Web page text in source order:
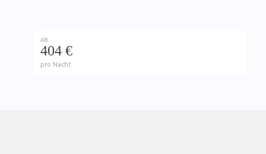
AB
404 €
pro Nacht